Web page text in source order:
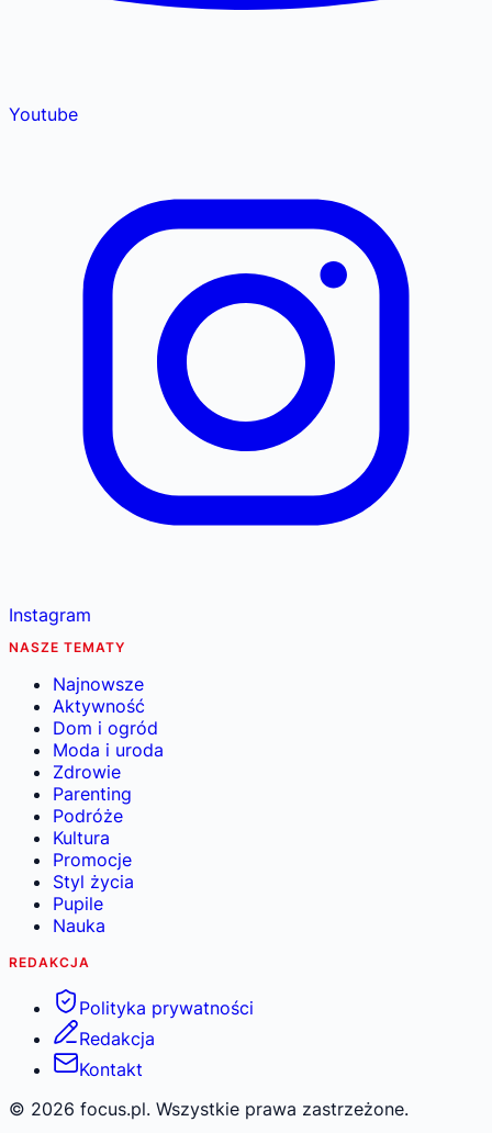
Youtube
Instagram
NASZE TEMATY
Najnowsze
Aktywność
Dom i ogród
Moda i uroda
Zdrowie
Parenting
Podróże
Kultura
Promocje
Styl życia
Pupile
Nauka
REDAKCJA
Polityka prywatności
Redakcja
Kontakt
© 2026 focus.pl. Wszystkie prawa zastrzeżone.